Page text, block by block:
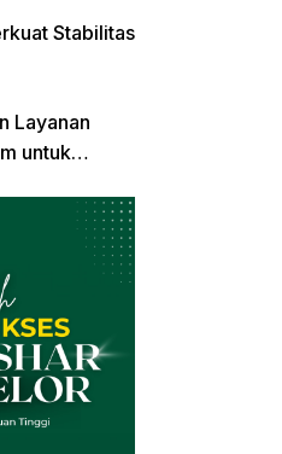
Stabilitas
Layanan
untuk